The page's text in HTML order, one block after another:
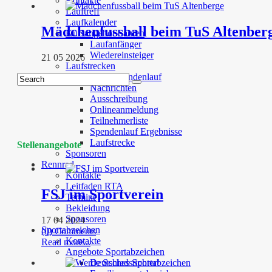
Lauftreff
Laufkalender
Kursangebot Laufen
Laufanfänger
Wiedereinsteiger
Laufstrecken
Altenberger Spendenlauf
Nachrichten
Ausschreibung
Onlineanmeldung
Teilnehmerliste
Spendenlauf Ergebnisse
Laufstrecke
Sponsoren
Rennrad
Kontakte
Leitfaden RTA
Termine
Bekleidung
Sponsoren
Sportabzeichen
Kontakte
Angebote Sportabzeichen
Deutsches Sportabzeichen
Mädchenfussball beim TuS
21 05 2026
Stellenangebote
FSJ im Sportverein
17 04 2024
(0) Comments
Read more...